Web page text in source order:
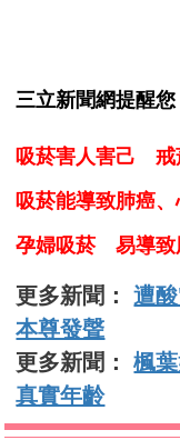
三立新聞網提醒您
吸菸害人害己 戒
吸菸能導致肺癌
孕婦吸菸 易導致
更多新聞：遭
本尊發聲
更多新聞：楓
真實年齡